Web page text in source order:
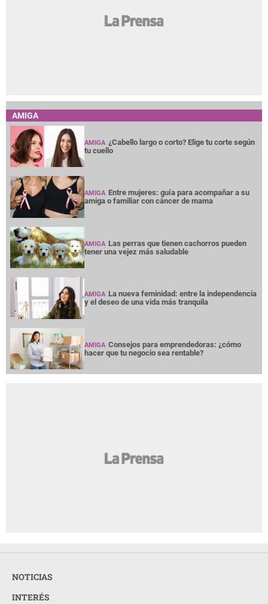
AMIGA
AMIGA ¿Cabello largo o corto? Elige tu corte según
tu cuello
AMIGA Entre mujeres: guía para acompañar a su
amiga o familiar con cáncer de mama
AMIGA Las perras que tienen cachorros pueden
tener una vejez más saludable
AMIGA La nueva feminidad: entre la independencia
y el deseo de una vida más tranquila
AMIGA Consejos para emprendedoras: ¿cómo
hacer que tu negocio sea rentable?
NOTICIAS
INTERÉS